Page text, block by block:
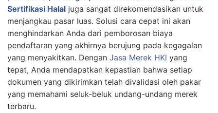
Sertifikasi Halal juga sangat direkomendasikan untuk
menjangkau pasar luas. Solusi cara cepat ini akan
menghindarkan Anda dari pemborosan biaya
pendaftaran yang akhirnya berujung pada kegagalan
yang menyakitkan. Dengan Jasa Merek HKI yang
tepat, Anda mendapatkan kepastian bahwa setiap
dokumen yang dikirimkan telah divalidasi oleh pakar
yang memahami seluk-beluk undang-undang merek
terbaru.